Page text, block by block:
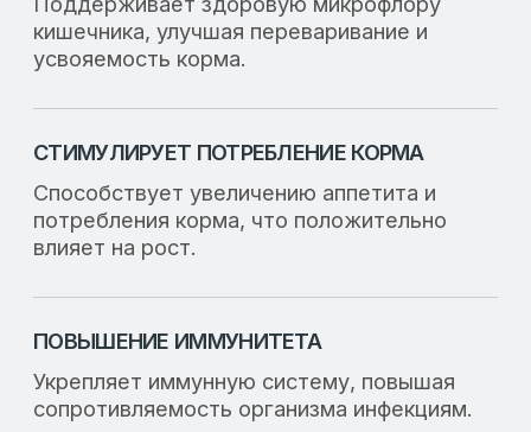
Стимуляция
иммунитета
Низкое содержание
антипитательных